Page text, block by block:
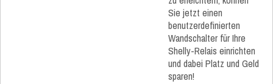
Sie jetzt einen
benutzerdefinierten
Wandschalter für Ihre
Shelly-Relais einrichten
und dabei Platz und Geld
sparen!